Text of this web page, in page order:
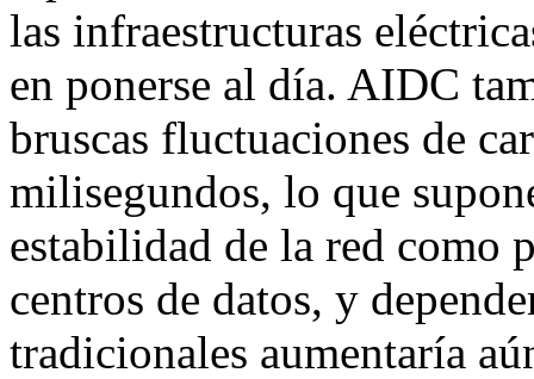
las infraestructuras
en ponerse al día. AIDC
bruscas fluctuaciones de
milisegundos, lo que
estabilidad de la red como
centros de datos, y
tradicionales aumentaría